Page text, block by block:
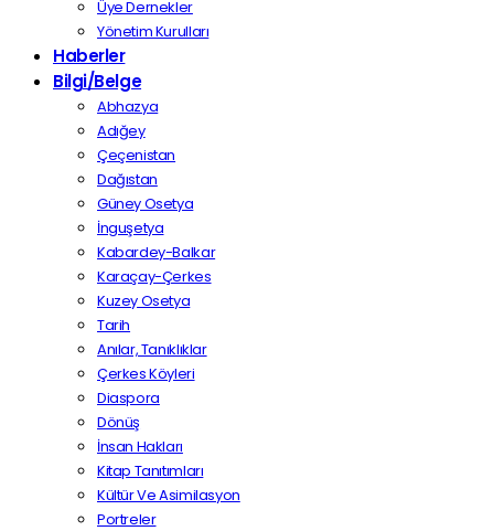
Üye Dernekler
Yönetim Kurulları
Haberler
Bilgi/Belge
Abhazya
Adığey
Çeçenistan
Dağıstan
Güney Osetya
İnguşetya
Kabardey-Balkar
Karaçay-Çerkes
Kuzey Osetya
Tarih
Anılar, Tanıklıklar
Çerkes Köyleri
Diaspora
Dönüş
İnsan Hakları
Kitap Tanıtımları
Kültür Ve Asimilasyon
Portreler